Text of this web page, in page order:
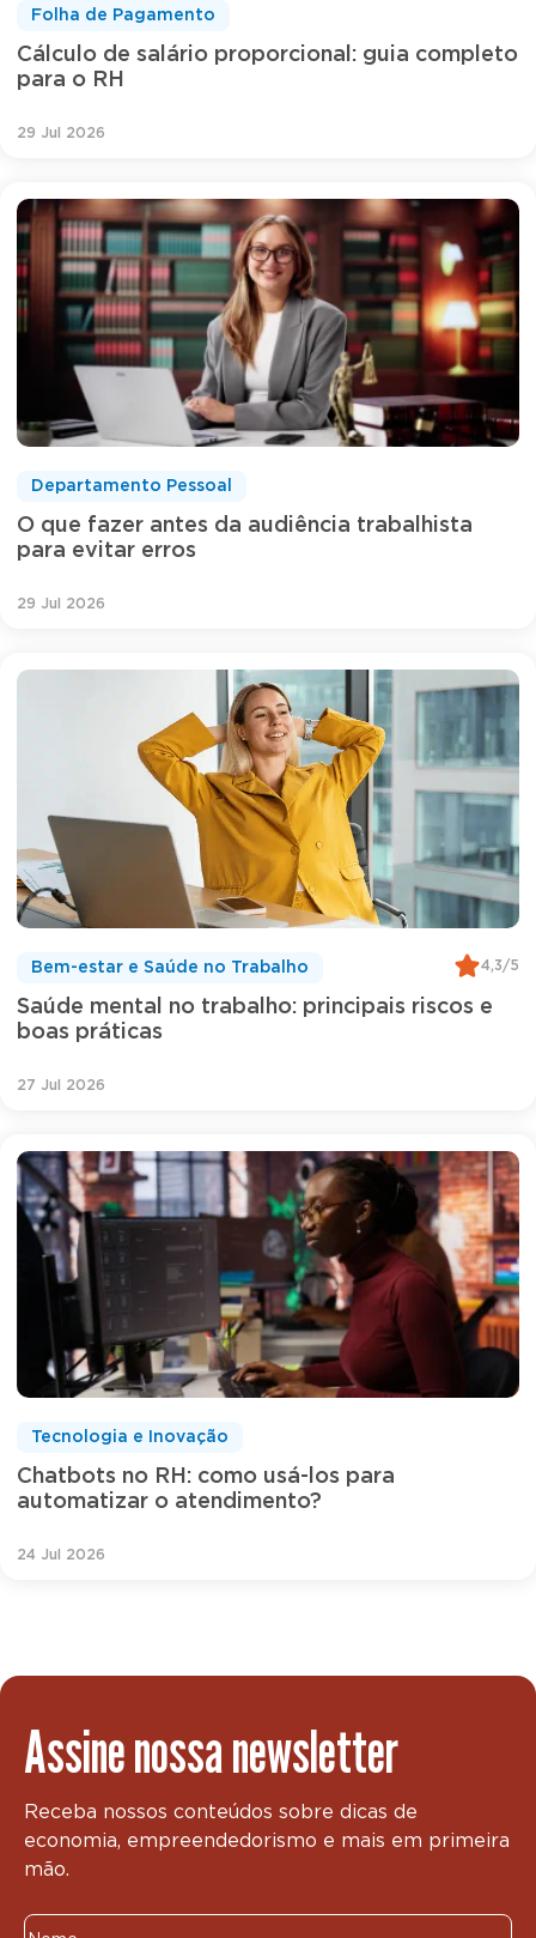
Cálculo de salário proporcional: guia completo
para o RH
Folha de Pagamento
29 Jul 2026
O que fazer antes da audiência trabalhista
para evitar erros
Departamento Pessoal
29 Jul 2026
Saúde mental no trabalho: principais riscos e
boas práticas
Bem-estar e Saúde no Trabalho 4,3/5
27 Jul 2026
Chatbots no RH: como usá-los para
automatizar o atendimento?
Tecnologia e Inovação
24 Jul 2026
Assine nossa newsletter
Receba nossos conteúdos sobre dicas de
economia, empreendedorismo e mais em primeira
mão.